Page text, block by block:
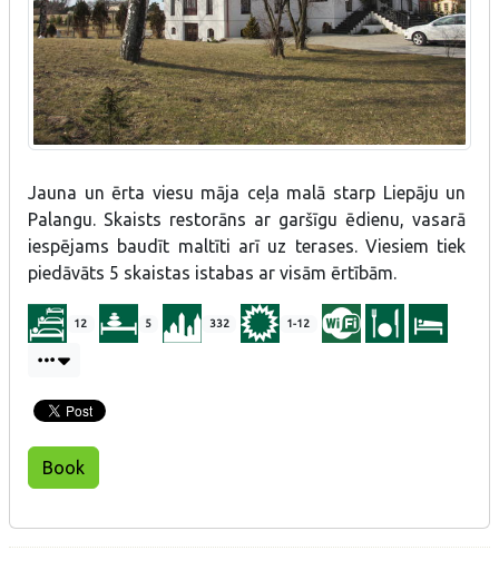
Jauna un ērta viesu māja ceļa malā starp Liepāju un
Palangu. Skaists restorāns ar garšīgu ēdienu, vasarā
iespējams baudīt maltīti arī uz terases. Viesiem tiek
piedāvāts 5 skaistas istabas ar visām ērtībām.
12 5 332 1-12
Book